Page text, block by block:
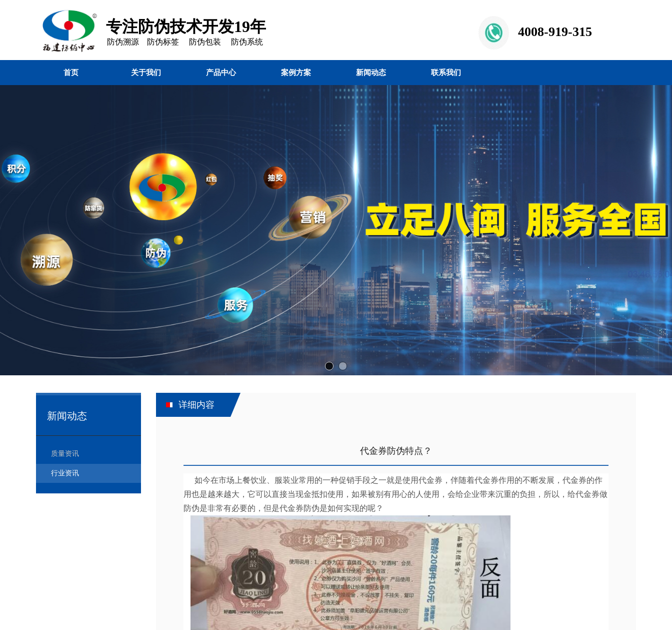
专注防伪技术开发19年
防伪溯源 防伪标签 防伪包装 防伪系统
4008-919-315
首页 关于我们 产品中心 案例方案 新闻动态 联系我们
新闻动态
质量资讯
行业资讯
详细内容
代金券防伪特点？
如今在市场上餐饮业、服装业常用的一种促销手段之一就是使用代金券，伴随着代金券作用的不断发展，代金券的作
用也是越来越大，它可以直接当现金抵扣使用，如果被别有用心的人使用，会给企业带来沉重的负担，所以，给代金券做
防伪是非常有必要的，但是代金券防伪是如何实现的呢？